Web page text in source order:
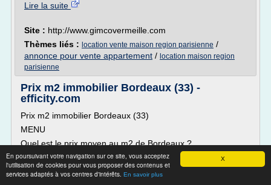
X
En poursuivant votre navigation sur ce site, vous acceptez
l'utilisation de cookies pour vous proposer des contenus et
services adaptés à vos centres d'intérêts. En savoir plus
Lire la suite
Site : http://www.gimcovermeille.com
Thèmes liés : location vente maison region parisienne /
annonce pour vente appartement / location maison region
parisienne
Prix m2 immobilier Bordeaux (33) -
efficity.com
Prix m2 immobilier Bordeaux (33)
MENU
Quel est le prix moyen au m2 de Bordeaux ?
Le prix au m2 des appartements est :
2 530 EUR < 3 530 EUR < 4 810 EUR